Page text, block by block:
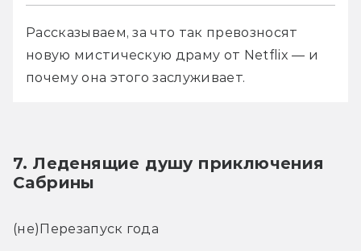
Рассказываем, за что так превозносят
новую мистическую драму от Netflix — и
почему она этого заслуживает.
7. Леденящие душу приключения
Сабрины
(не)Перезапуск года